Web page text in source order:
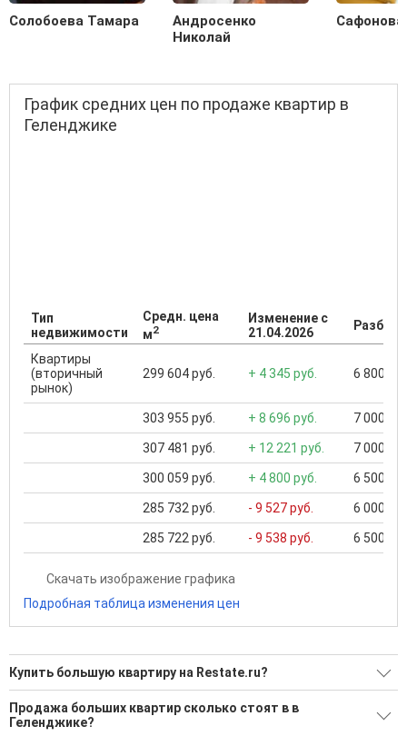
Солобоева Тамара
Андросенко
Николай
График средних цен по продаже квартир в
Геленджике
Тип
недвижимости
Средн. цена
м2
Изменение с
21.04.2026
Квартиры
(вторичный
рынок)
299 604 руб. + 4 345 руб. 6 800
303 955 руб. + 8 696 руб. 7 000
307 481 руб. + 12 221 руб. 7 000
300 059 руб. + 4 800 руб. 6 500
285 732 руб. - 9 527 руб. 6 000
285 722 руб. - 9 538 руб. 6 500
Скачать изображение графика
Подробная таблица изменения цен
Купить большую квартиру на Restate.ru?
Ищите, как Купить большую квартиру?
454 актуальных и проверенных объявления
Продажа больших квартир сколько стоят в в
Геленджике?